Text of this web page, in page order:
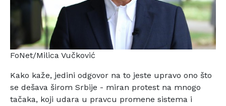
FoNet/Milica Vučković
Kako kaže, jedini odgovor na to jeste upravo ono što
se dešava širom Srbije - miran protest na mnogo
tačaka, koji udara u pravcu promene sistema i